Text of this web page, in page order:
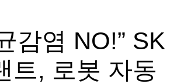
감염 NO!” SK
트, 로봇 자동